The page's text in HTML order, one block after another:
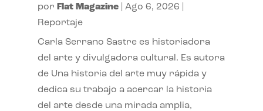
por Flat Magazine| Ago 6, 2026
Reportaje
Carla Serrano Sastre es historiadora
del arte y divulgadora cultural. Es autora
de Una historia del arte muy rápida y
dedica su trabajo a acercar la historia
del arte desde una mirada amplia,